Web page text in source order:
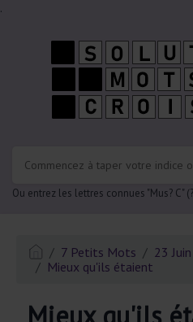
.
Ou entrez les lettres connues "Mus? C"
7 Petits Mots
23
Mieux qu'ils étaient